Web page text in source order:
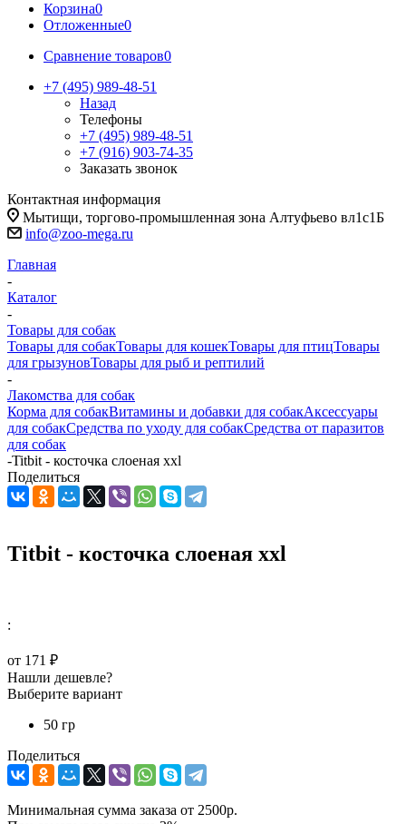
Корзина0
Отложенные0
Сравнение товаров0
+7 (495) 989-48-51
Назад
Телефоны
+7 (495) 989-48-51
+7 (916) 903-74-35
Заказать звонок
Контактная информация
Мытищи, торгово-промышленная зона Алтуфьево вл1с1Б
info@zoo-mega.ru
Главная
-
Каталог
-
Товары для собак
Товары для собакТовары для кошекТовары для птицТовары
для грызуновТовары для рыб и рептилий
-
Лакомства для собак
Корма для собакВитамины и добавки для собакАксессуары
для собакСредства по уходу для собакСредства от паразитов
для собак
-Titbit - косточка слоеная xxl
Поделиться
Titbit - косточка слоеная xxl
:
от 171 ₽
Нашли дешевле?
Выберите вариант
50 гр
Поделиться
Минимальная сумма заказа от 2500р.